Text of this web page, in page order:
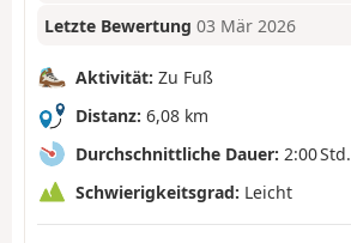
Letzte Bewertung 03 Mär 2026
Aktivität: Zu Fuß
Distanz: 6,08 km
Durchschnittliche Dauer: 2:00 Std.
Schwierigkeitsgrad: Leicht